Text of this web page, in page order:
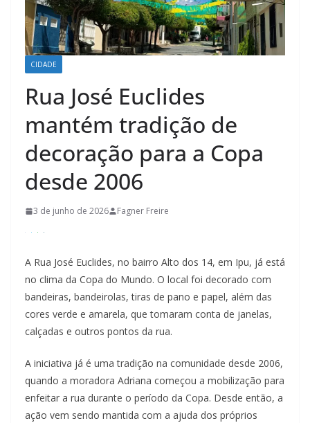
CIDADE
Rua José Euclides
mantém tradição de
decoração para a Copa
desde 2006
3 de junho de 2026 Fagner Freire
A Rua José Euclides, no bairro Alto dos 14, em Ipu, já está
no clima da Copa do Mundo. O local foi decorado com
bandeiras, bandeirolas, tiras de pano e papel, além das
cores verde e amarela, que tomaram conta de janelas,
calçadas e outros pontos da rua.
A iniciativa já é uma tradição na comunidade desde 2006,
quando a moradora Adriana começou a mobilização para
enfeitar a rua durante o período da Copa. Desde então, a
ação vem sendo mantida com a ajuda dos próprios